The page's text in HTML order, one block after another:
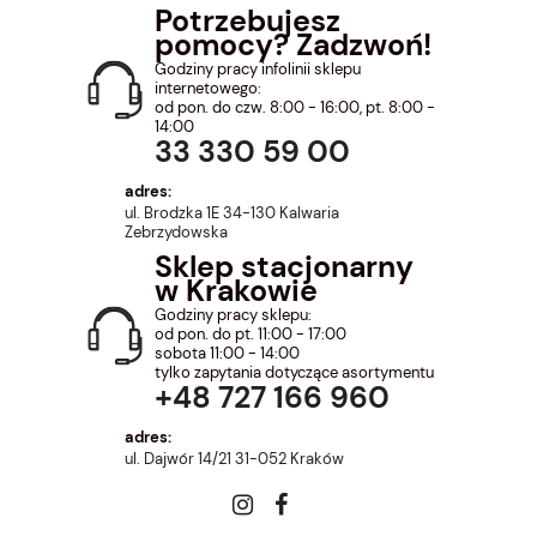
Potrzebujesz
pomocy? Zadzwoń!
Godziny pracy infolinii sklepu
internetowego:
od pon. do czw. 8:00 - 16:00, pt. 8:00 -
14:00
33 330 59 00
adres:
ul. Brodzka 1E 34-130 Kalwaria
Zebrzydowska
Sklep stacjonarny
w Krakowie
Godziny pracy sklepu:
od pon. do pt. 11:00 - 17:00
sobota 11:00 - 14:00
tylko zapytania dotyczące asortymentu
+48 727 166 960
adres:
ul. Dajwór 14/21 31-052 Kraków